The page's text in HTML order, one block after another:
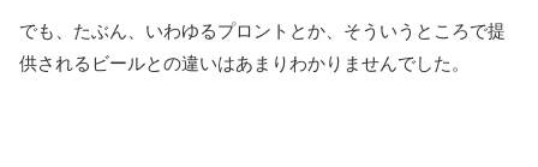
でも、たぶん、いわゆるプロントとか、そういうところで提
供されるビールとの違いはあまりわかりませんでした。